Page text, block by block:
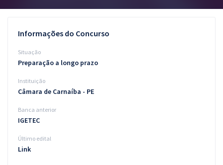
Questões grátis
Blog
Aprovados
Atendimento
Informações do Concurso
Situação
Preparação a longo prazo
Instituição
Câmara de Carnaíba - PE
Banca anterior
IGETEC
Último edital
Link